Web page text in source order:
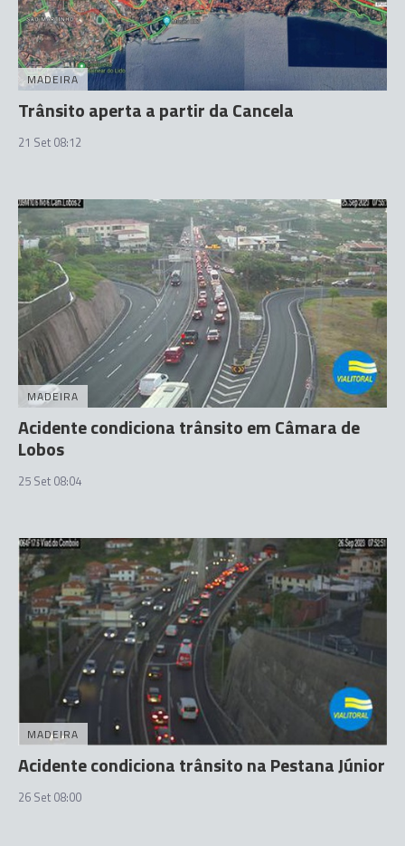
MADEIRA
Trânsito aperta a partir da Cancela
21 Set 08:12
MADEIRA
Acidente condiciona trânsito em Câmara de
Lobos
25 Set 08:04
MADEIRA
Acidente condiciona trânsito na Pestana Júnior
26 Set 08:00